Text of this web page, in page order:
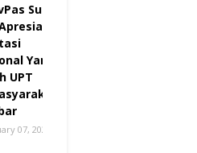
Sumbar
27
Yang
UPT
07, 2022